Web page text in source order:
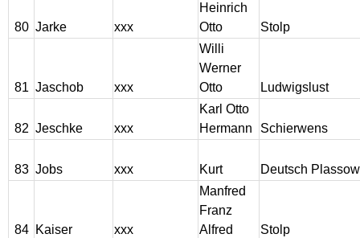
80 Jarke xxx
Heinrich
Otto
Stolp
81 Jaschob xxx
Willi
Werner
Otto
Ludwigslust
82 Jeschke xxx
Karl Otto
Hermann
Schierwens
83 Jobs xxx Kurt Deutsch Plassow
84 Kaiser xxx
Manfred
Franz
Alfred
Stolp